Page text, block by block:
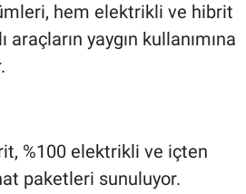
hem elektrikli ve hibrit
yaygın kullanımına
%100 elektrikli ve içten
paketleri sunuluyor.